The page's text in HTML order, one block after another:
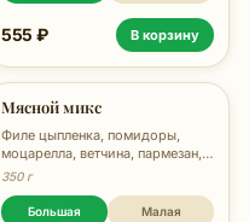
555 ₽ В корзину
Мясной микс
Филе цыпленка, помидоры,
моцарелла, ветчина, пармезан,
соус тар-тар, 780г
350 г
Большая Малая